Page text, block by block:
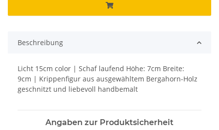
Beschreibung
Licht 15cm color | Schaf laufend Höhe: 7cm Breite:
9cm | Krippenfigur aus ausgewähltem Bergahorn-Holz
geschnitzt und liebevoll handbemalt
Angaben zur Produktsicherheit